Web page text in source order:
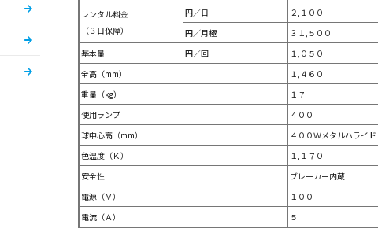
レンタル料金
（３日保障）
円／日
２,１００
円／月極
３１,５００
基本量
円／回
１,０５０
全高（mm）
１,４６０
重量（kg）
１７
使用ランプ
４００
球中心高（mm）
４００Ｗメタルハライド
色温度（Ｋ）
１,１７０
安全性
ブレーカー内蔵
電源（Ｖ）
１００
電流（Ａ）
５